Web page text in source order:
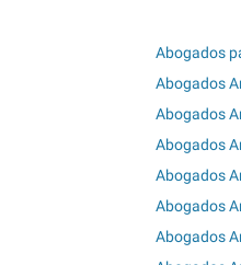
Abogados
Abogados
Abogados
Abogados
Abogados
Abogados
Abogados